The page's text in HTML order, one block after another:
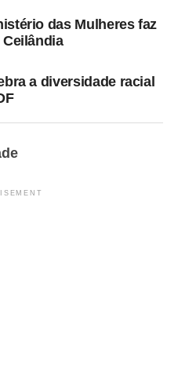
das Mulheres faz
a diversidade racial